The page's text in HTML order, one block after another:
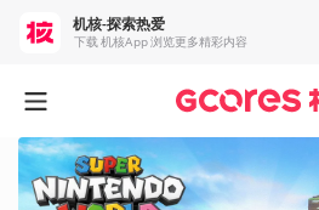
机核-探索热爱
下载 机核App 浏览更多精彩内容